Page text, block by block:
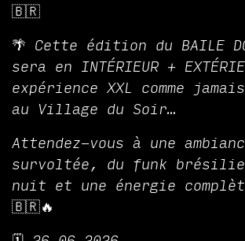
🇧🇷
🌴 Cette édition du BAILE
sera en INTÉRIEUR +
expérience XXL comme
au Village du Soir…
Attendez-vous à une
survoltée, du funk
nuit et une énergie
🇧🇷🔥